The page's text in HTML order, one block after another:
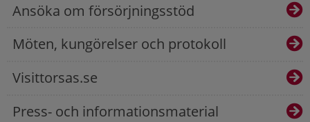
Ansöka om försörjningsstöd
Möten, kungörelser och protokoll
Visittorsas.se
Press- och informationsmaterial